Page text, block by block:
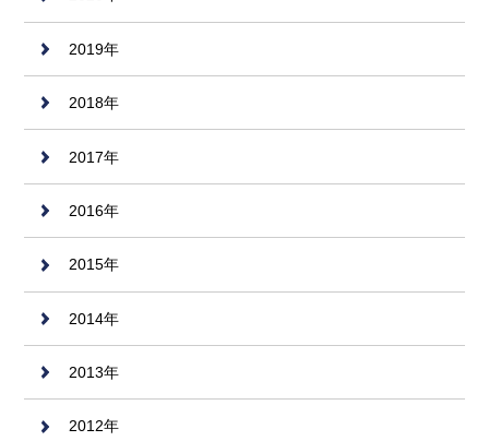
2019年
2018年
2017年
2016年
2015年
2014年
2013年
2012年